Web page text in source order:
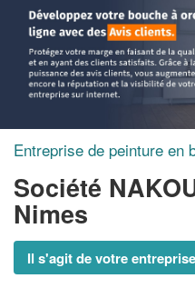
Entreprise de peinture en
Société
Nimes
Il s'agit de votre